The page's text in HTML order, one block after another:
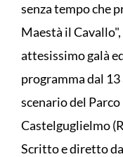
senza tempo che
Maestà il
attesissimo galà
programma dal
scenario del
Castelguglielmo
Scritto e diretto